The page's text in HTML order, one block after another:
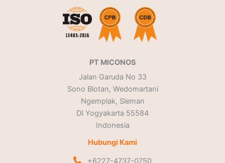
PT MICONOS
Jalan Garuda No 33
Sono Blotan, Wedomartani
Ngemplak, Sleman
DI Yogyakarta 55584
Indonesia
Hubungi Kami
+6227-4737-0750